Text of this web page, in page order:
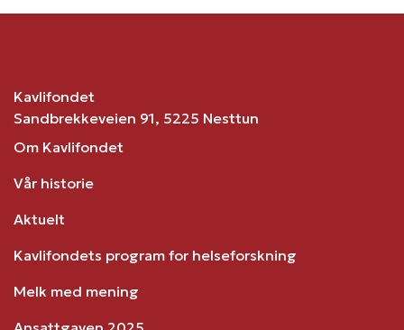
Kavlifondet
Sandbrekkeveien 91, 5225 Nesttun
Om Kavlifondet
Vår historie
Aktuelt
Kavlifondets program for helseforskning
Melk med mening